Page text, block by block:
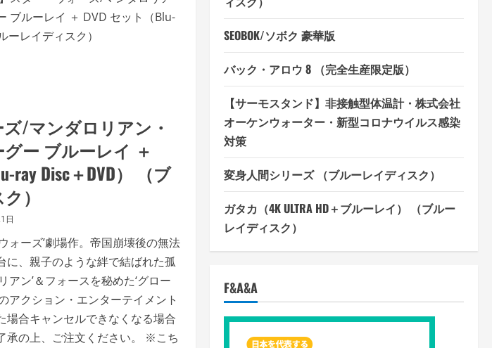
ブルーレイ ＋ DVD セット（Blu-
レイディスク）
/マンダロリアン・
ー ブルーレイ ＋
ray Disc＋DVD） （ブ
）
日
ォーズ’劇場作。帝国崩壊後の無法
に、親子のような絆で結ばれた孤
アン’＆フォースを秘めた‘グロー
アクション・エンターテイメント
合キャンセルできなくなる場合
承の上、ご注文ください。 ※こち
SEOBOK/ソボク 豪華版
バック・アロウ 8 （完全生産限定版）
【サーモスタンド】非接触型体温計・株式会社
オーケンウォーター・新型コロナウイルス感染
対策
変身人間シリーズ （ブルーレイディスク）
ガタカ（4K ULTRA HD＋ブルーレイ） （ブルー
レイディスク）
F&A&A